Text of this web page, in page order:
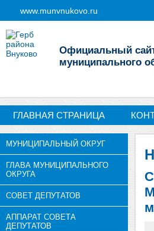
www.munvnukovo.ru
Официальный сайт
муниципального
ГЛАВНАЯ СТРАНИЦА
МУНИЦИПАЛЬНЫЙ ОКРУГ
ГЛАВА МУНИЦИПАЛЬНОГО
ОКРУГА
СОВЕТ ДЕПУТАТОВ
АППАРАТ СОВЕТА
ДЕПУТАТОВ